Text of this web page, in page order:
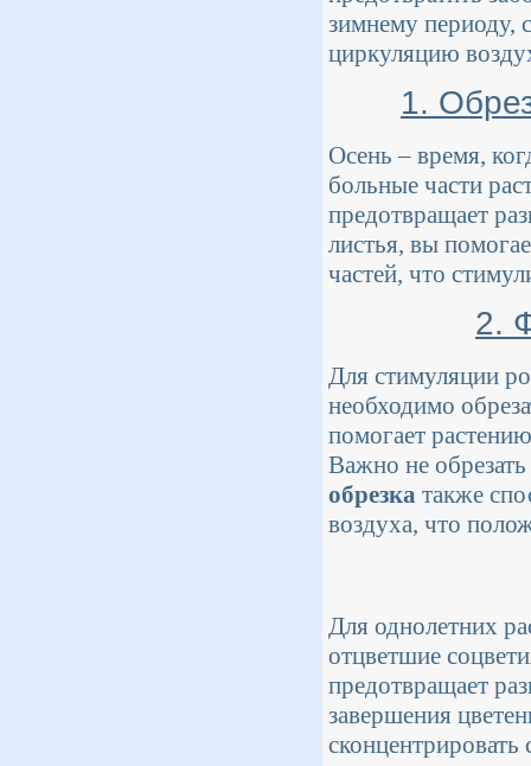
зимнему периоду,
циркуляцию
1.
Осень – время,
больные части
предотвращает
листья, вы
частей, что
2.
Для стимуляции
необходимо
помогает
Важно не
обрезка также
воздуха, что
Для однолетних
отцветшие
предотвращает
завершения